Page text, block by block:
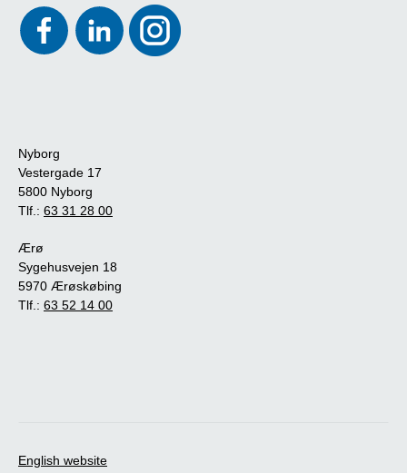
Nyborg
Vestergade 17
5800 Nyborg
Tlf.: 63 31 28 00
Ærø
Sygehusvejen 18
5970 Ærøskøbing
Tlf.: 63 52 14 00
English website